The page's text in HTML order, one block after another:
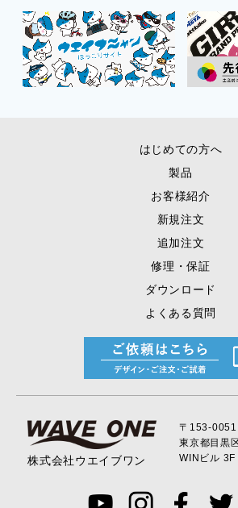
はじめての方へ
製品
お客様紹介
新規注文
追加注文
修理・保証
ダウンロード
よくある質問
株式会社ウエイブワン
〒153-
東京都目黒
WINビル 3F